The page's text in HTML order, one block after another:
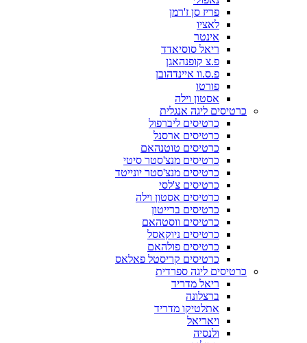
פריז סן ז'רמן
לאציו
אינטר
ריאל סוסיאדד
פ.צ קופנהאגן
פ.ס.וו איינדהובן
פורטו
אסטון וילה
כרטיסים ליגה אנגלית
כרטיסים ליברפול
כרטיסים ארסנל
כרטיסים טוטנהאם
כרטיסים מנצ'סטר סיטי
כרטיסים מנצ'סטר יונייטד
כרטיסים צ'לסי
כרטיסים אסטון וילה
כרטיסים ברייטון
כרטיסים ווסטהאם
כרטיסים ניוקאסל
כרטיסים פולהאם
כרטיסים קריסטל פאלאס
כרטיסים ליגה ספרדית
ריאל מדריד
ברצלונה
אתלטיקו מדריד
ויאריאל
ולנסיה